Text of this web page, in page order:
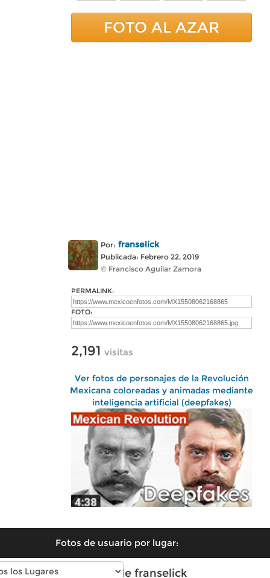
FOTO AL AZAR
Por: franselick
Publicada: Febrero 22, 2019
© Francisco Aguilar Zamora
PERMALINK:
FOTO:
2,191 visitas
Ver fotos de personajes de la Revolución
Mexicana coloreadas y animadas mediante
inteligencia artificial (deepfakes)
Fotos de usuario por lugar:
Fotos de franselick